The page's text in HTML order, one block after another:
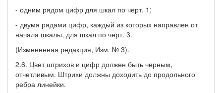
- одним рядом цифр для шкал по черт. 1;
- двумя рядами цифр, каждый из которых направлен от
начала шкалы, для шкал по черт. 3.
(Измененная редакция, Изм. № 3).
2.6. Цвет штрихов и цифр должен быть черным,
отчетливым. Штрихи должны доходить до продольного
ребра линейки.